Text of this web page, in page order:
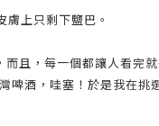
上只剩下鹽巴。
且，每一個都讓人看完
啤酒，哇塞！於是我在挑